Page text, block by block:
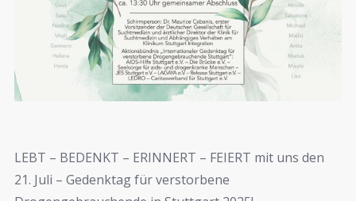
LEBT – BEDENKT – ERINNERT – FEIERT mit uns den
21. Juli – Gedenktag für verstorbene